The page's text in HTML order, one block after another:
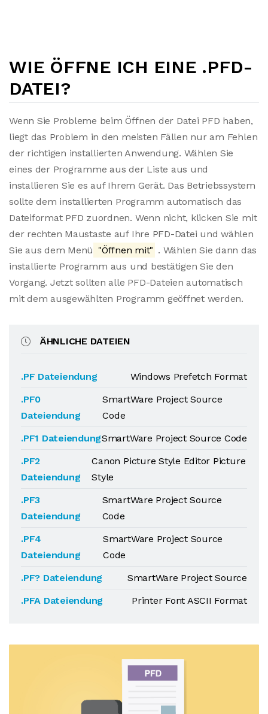
WIE ÖFFNE ICH EINE .PFD-
DATEI?
Wenn Sie Probleme beim Öffnen der Datei PFD haben,
liegt das Problem in den meisten Fällen nur am Fehlen
der richtigen installierten Anwendung. Wählen Sie
eines der Programme aus der Liste aus und
installieren Sie es auf Ihrem Gerät. Das Betriebssystem
sollte dem installierten Programm automatisch das
Dateiformat PFD zuordnen. Wenn nicht, klicken Sie mit
der rechten Maustaste auf Ihre PFD-Datei und wählen
Sie aus dem Menü "Öffnen mit" . Wählen Sie dann das
installierte Programm aus und bestätigen Sie den
Vorgang. Jetzt sollten alle PFD-Dateien automatisch
mit dem ausgewählten Programm geöffnet werden.
ÄHNLICHE DATEIEN
.PF Dateiendung
Windows Prefetch Format
.PF0
Dateiendung
SmartWare Project Source
Code
.PF1 DateiendungSmartWare Project Source Code
.PF2
Dateiendung
Canon Picture Style Editor Picture
Style
.PF3
Dateiendung
SmartWare Project Source
Code
.PF4
Dateiendung
SmartWare Project Source
Code
.PF? Dateiendung
SmartWare Project Source
.PFA Dateiendung
Printer Font ASCII Format